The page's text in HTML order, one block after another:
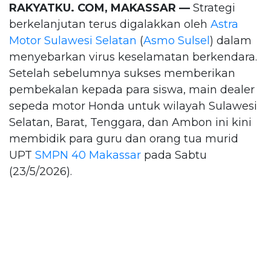
RAKYATKU. COM, MAKASSAR — Strategi
berkelanjutan terus digalakkan oleh Astra
Motor Sulawesi Selatan (Asmo Sulsel ) dalam
menyebarkan virus keselamatan berkendara.
Setelah sebelumnya sukses memberikan
pembekalan kepada para siswa, main dealer
sepeda motor Honda untuk wilayah Sulawesi
Selatan, Barat, Tenggara, dan Ambon ini kini
membidik para guru dan orang tua murid
UPT SMPN 40 Makassar pada Sabtu
(23/5/2026).